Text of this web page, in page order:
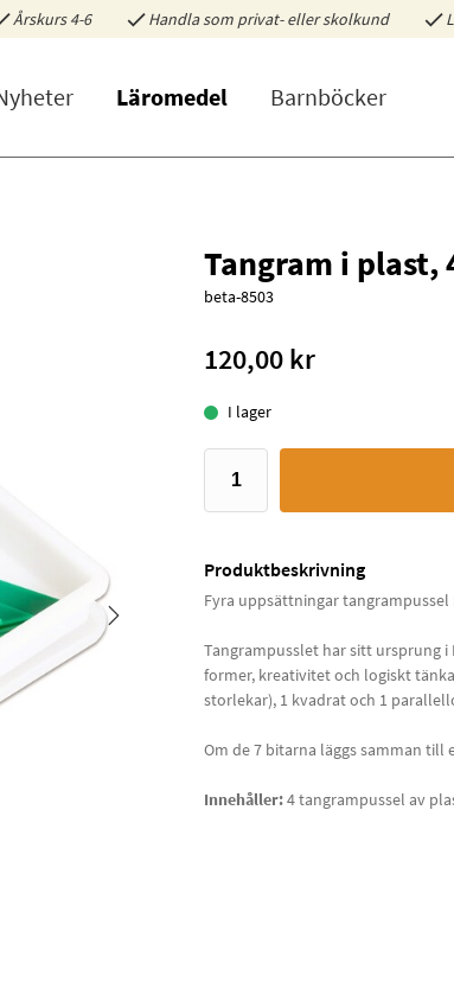
Årskurs 4-6 Handla som privat- eller skolkund
Läromedel Barnböcker
Tangram i plast,
beta-8503
120,00 kr
I lager
Produktbeskrivning
Fyra uppsättningar tangrampussel
Tangrampusslet har sitt ursprung
former, kreativitet och logiskt
storlekar), 1 kvadrat och 1
Om de 7 bitarna läggs samman till
Innehåller:4 tangrampussel av